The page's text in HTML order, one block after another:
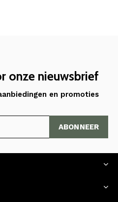
onze nieuwsbrief
en promoties
ABONNEER